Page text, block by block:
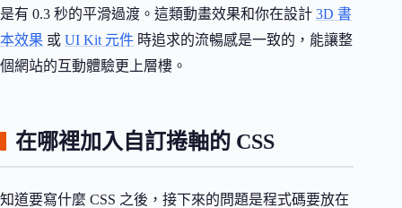
是有 0.3 秒的平滑過渡。這類動畫效果和你在設計 3D 書
本效果 或 UI Kit 元件 時追求的流暢感是一致的，能讓整
個網站的互動體驗更上層樓。
在哪裡加入自訂捲軸的 CSS
知道要寫什麼 CSS 之後，接下來的問題是程式碼要放在